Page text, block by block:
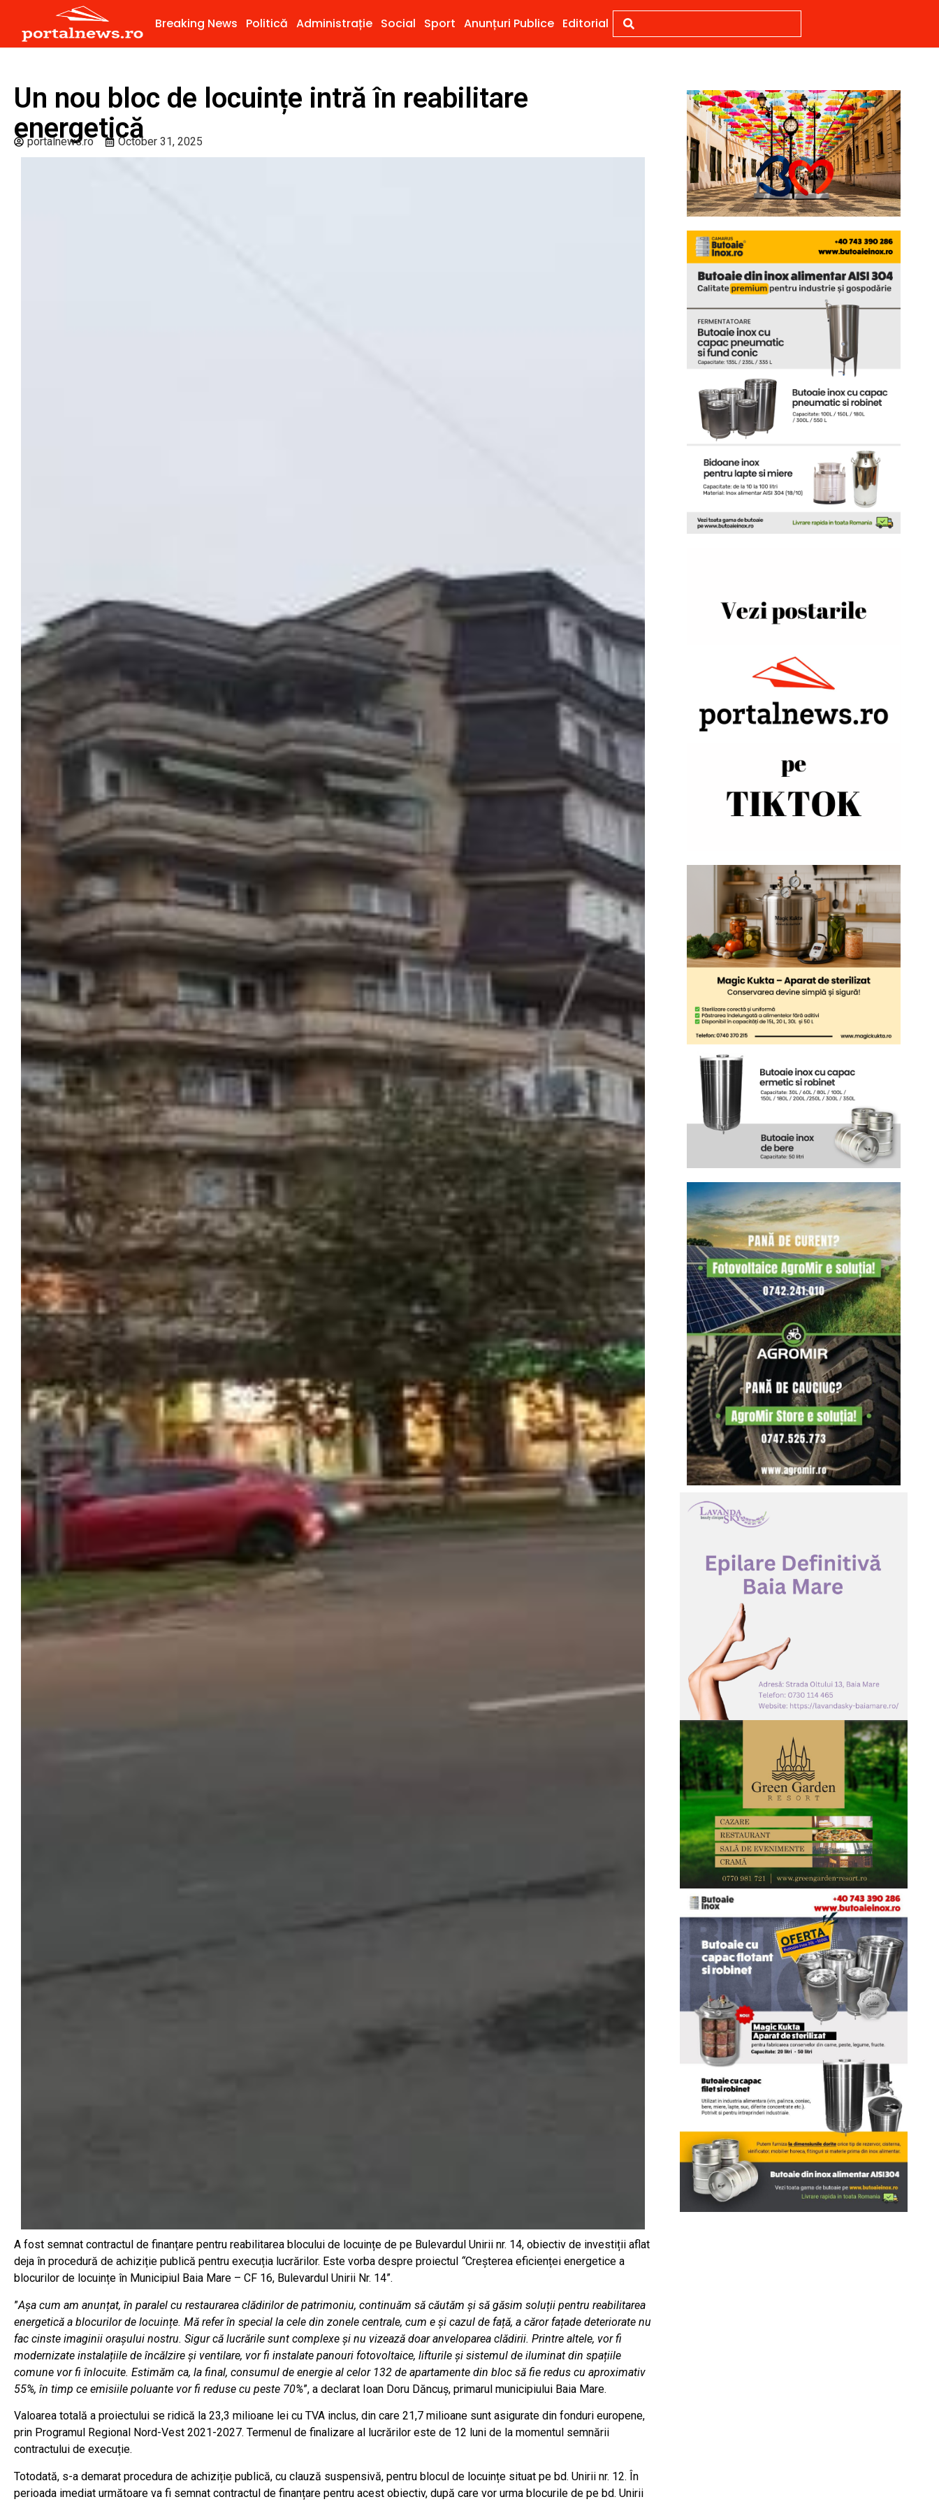
Breaking News Politică Administrație Social Sport Anunțuri Publice Editorial
Un nou bloc de locuințe intră în reabilitare
energetică
portalnews.ro October 31, 2025
A fost semnat contractul de finanțare pentru reabilitarea blocului de locuințe de pe Bulevardul Unirii nr. 14, obiectiv de investiții aflat
deja în procedură de achiziție publică pentru execuția lucrărilor. Este vorba despre proiectul “Creșterea eficienței energetice a
blocurilor de locuințe în Municipiul Baia Mare – CF 16, Bulevardul Unirii Nr. 14”.
”Așa cum am anunțat, în paralel cu restaurarea clădirilor de patrimoniu, continuăm să căutăm și să găsim soluții pentru reabilitarea
energetică a blocurilor de locuințe. Mă refer în special la cele din zonele centrale, cum e și cazul de față, a căror fațade deteriorate nu
fac cinste imaginii orașului nostru. Sigur că lucrările sunt complexe și nu vizează doar anveloparea clădirii. Printre altele, vor fi
modernizate instalațiile de încălzire și ventilare, vor fi instalate panouri fotovoltaice, lifturile și sistemul de iluminat din spațiile
comune vor fi înlocuite. Estimăm ca, la final, consumul de energie al celor 132 de apartamente din bloc să fie redus cu aproximativ
55%, în timp ce emisiile poluante vor fi reduse cu peste 70%”, a declarat Ioan Doru Dăncuș, primarul municipiului Baia Mare.
Valoarea totală a proiectului se ridică la 23,3 milioane lei cu TVA inclus, din care 21,7 milioane sunt asigurate din fonduri europene,
prin Programul Regional Nord-Vest 2021-2027. Termenul de finalizare al lucrărilor este de 12 luni de la momentul semnării
contractului de execuție.
Totodată, s-a demarat procedura de achiziție publică, cu clauză suspensivă, pentru blocul de locuințe situat pe bd. Unirii nr. 12. În
perioada imediat următoare va fi semnat contractul de finanțare pentru acest obiectiv, după care vor urma blocurile de pe bd. Unirii